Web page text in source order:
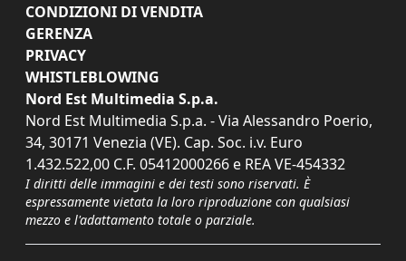
CONDIZIONI DI VENDITA
GERENZA
PRIVACY
WHISTLEBLOWING
Nord Est Multimedia S.p.a.
Nord Est Multimedia S.p.a. - Via Alessandro Poerio,
34, 30171 Venezia (VE). Cap. Soc. i.v. Euro
1.432.522,00 C.F. 05412000266 e REA VE-454332
I diritti delle immagini e dei testi sono riservati. È
espressamente vietata la loro riproduzione con qualsiasi
mezzo e l'adattamento totale o parziale.